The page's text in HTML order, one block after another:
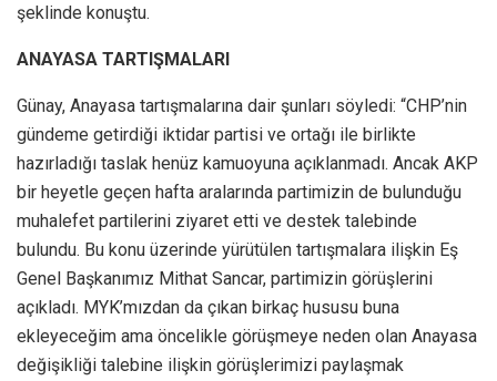
şeklinde konuştu.
ANAYASA TARTIŞMALARI
Günay, Anayasa tartışmalarına dair şunları söyledi: “CHP’nin
gündeme getirdiği iktidar partisi ve ortağı ile birlikte
hazırladığı taslak henüz kamuoyuna açıklanmadı. Ancak AKP
bir heyetle geçen hafta aralarında partimizin de bulunduğu
muhalefet partilerini ziyaret etti ve destek talebinde
bulundu. Bu konu üzerinde yürütülen tartışmalara ilişkin Eş
Genel Başkanımız Mithat Sancar, partimizin görüşlerini
açıkladı. MYK’mızdan da çıkan birkaç hususu buna
ekleyeceğim ama öncelikle görüşmeye neden olan Anayasa
değişikliği talebine ilişkin görüşlerimizi paylaşmak